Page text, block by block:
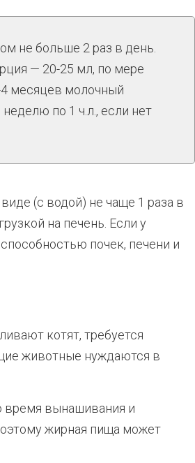
не больше 2 раз в день.
— 20-25 мл, по мере
месяцев молочный
по 1 ч.л., если нет
(с водой) не чаще 1 раза в
на печень. Если у
почек, печени и
котят, требуется
животные нуждаются в
время вынашивания и
жирная пища может